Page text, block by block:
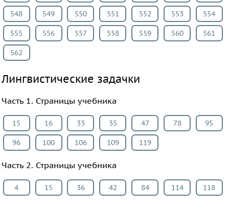
548 549 550 551 552 553 554
555 556 557 558 559 560 561
562
Лингвистические задачки
Часть 1. Страницы учебника
15 16 33 35 47 78 95
96 100 106 109 119
Часть 2. Страницы учебника
4 15 36 42 84 114 118